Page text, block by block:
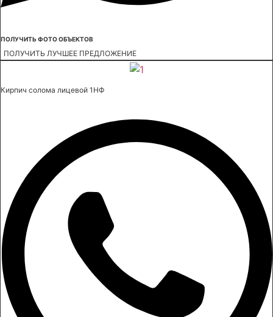
ПОЛУЧИТЬ ФОТО ОБЪЕКТОВ
ПОЛУЧИТЬ ЛУЧШЕЕ ПРЕДЛОЖЕНИЕ
Кирпич солома лицевой 1НФ